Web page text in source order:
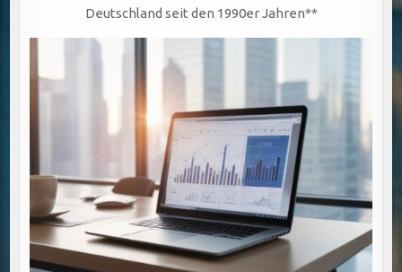
Deutschland seit den 1990er Jahren**